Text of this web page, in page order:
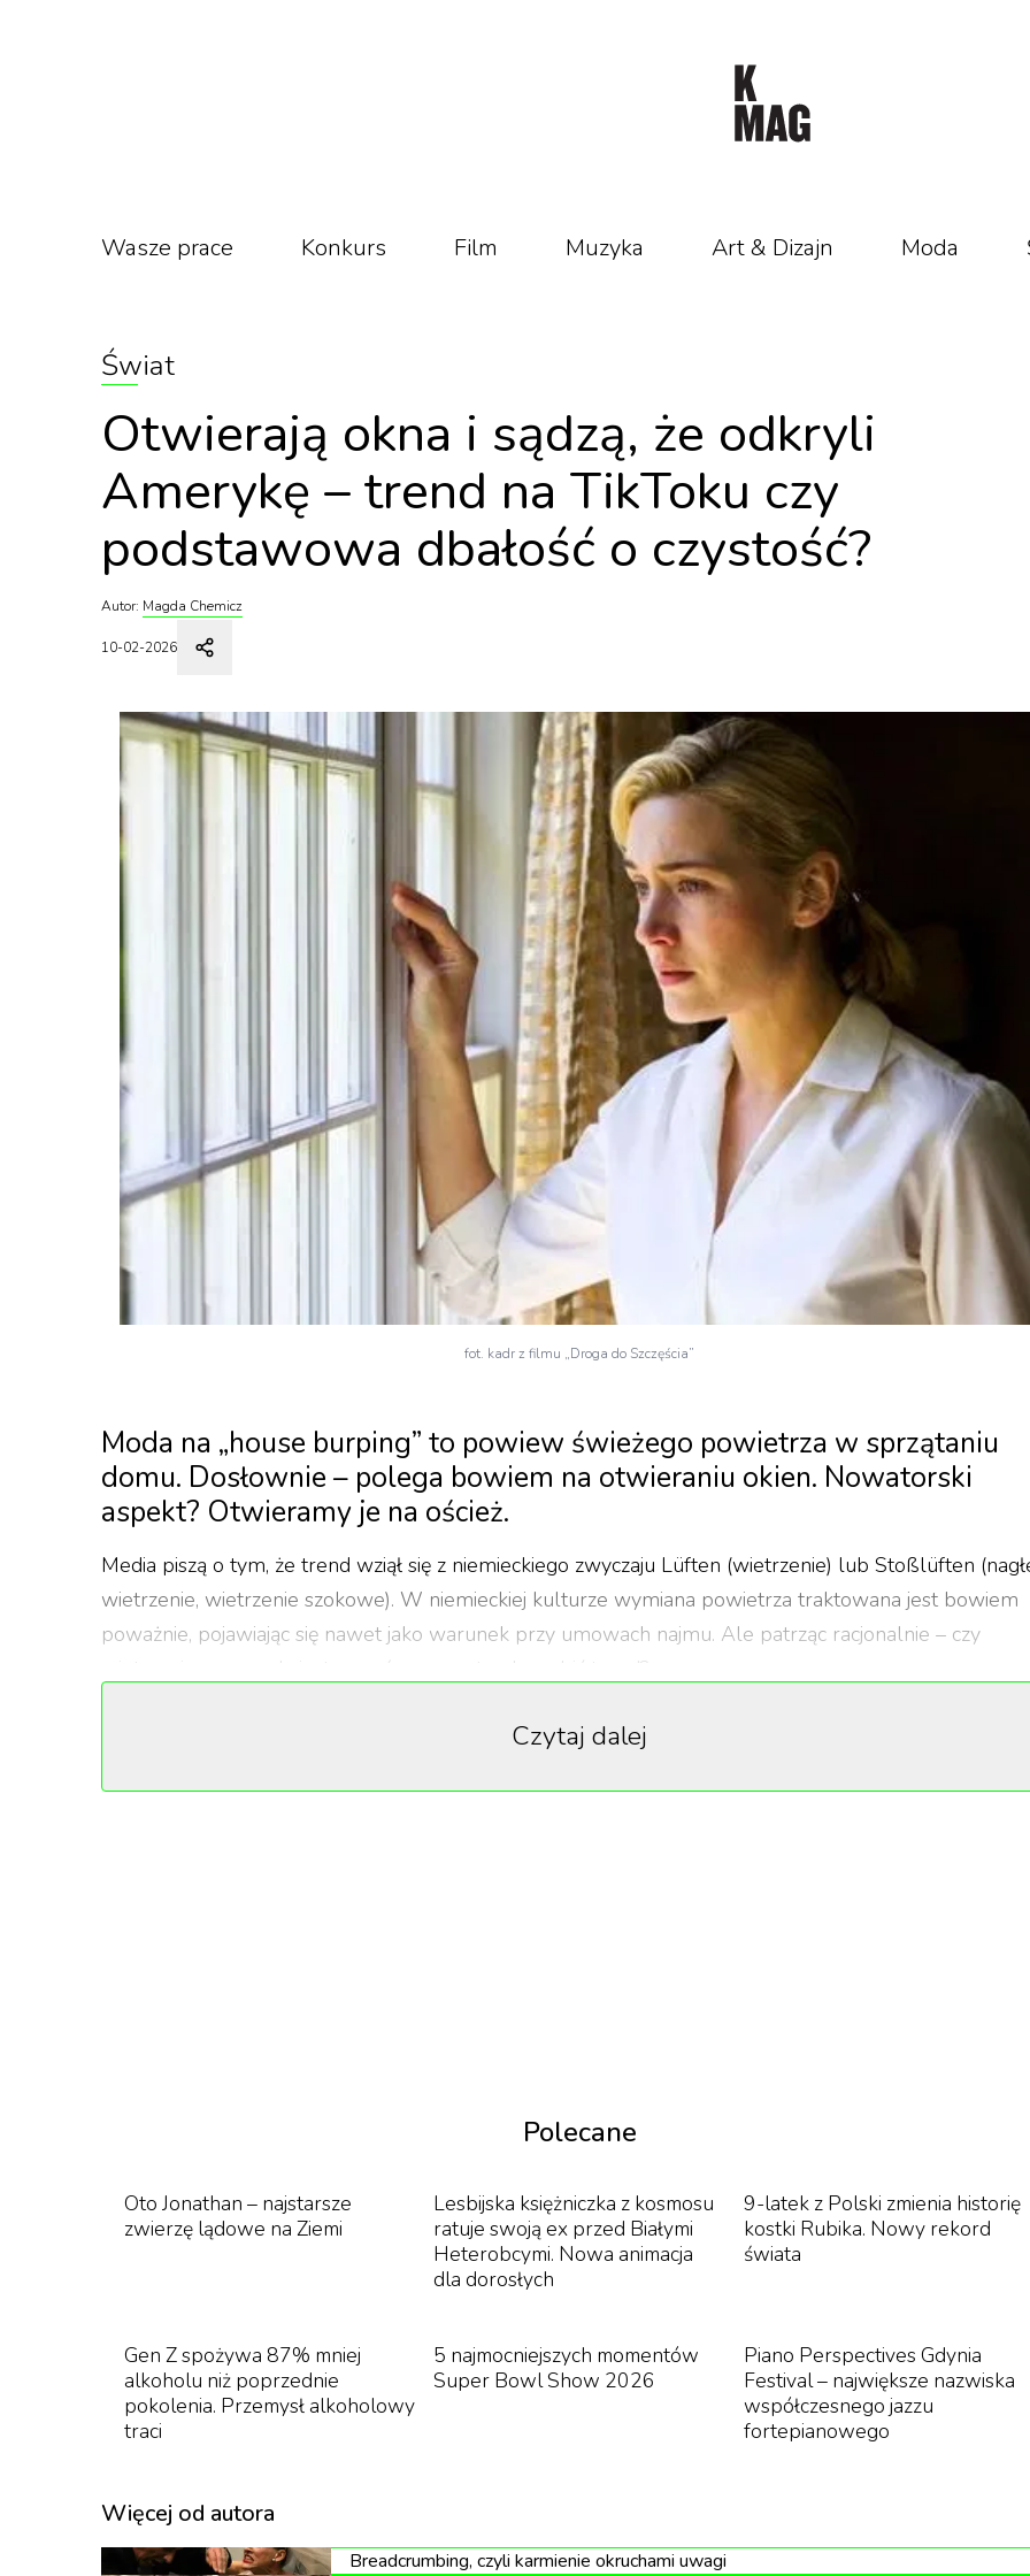
Wasze prace Konkurs Film Muzyka Art & Dizajn Moda
Świat
Otwierają okna i sądzą, że odkryli
Amerykę – trend na TikToku czy
podstawowa dbałość o czystość?
Autor: Magda Chemicz
10-02-2026
fot. kadr z filmu „Droga do Szczęścia”
Moda na „house burping” to powiew świeżego powietrza w sprzątaniu
domu. Dosłownie – polega bowiem na otwieraniu okien. Nowatorski
aspekt? Otwieramy je na oścież.
Media piszą o tym, że trend wziął się z niemieckiego zwyczaju Lüften (wietrzenie) lub Stoßlüften
wietrzenie, wietrzenie szokowe). W niemieckiej kulturze wymiana powietrza traktowana jest bowiem
poważnie, pojawiając się nawet jako warunek przy umowach najmu. Ale patrząc racjonalnie – czy
wietrzenie naprawdę jest czymś, z czego trzeba robić trend?
Czytaj dalej
Polecane
Oto Jonathan – najstarsze
zwierzę lądowe na Ziemi
Lesbijska księżniczka z kosmosu
ratuje swoją ex przed Białymi
Heterobcymi. Nowa animacja
dla dorosłych
9-latek z Polski zmienia historię
kostki Rubika. Nowy rekord
świata
Gen Z spożywa 87% mniej
alkoholu niż poprzednie
pokolenia. Przemysł alkoholowy
traci
5 najmocniejszych momentów
Super Bowl Show 2026
Piano Perspectives Gdynia
Festival – największe nazwiska
współczesnego jazzu
fortepianowego
Więcej od autora
Breadcrumbing, czyli karmienie okruchami uwagi